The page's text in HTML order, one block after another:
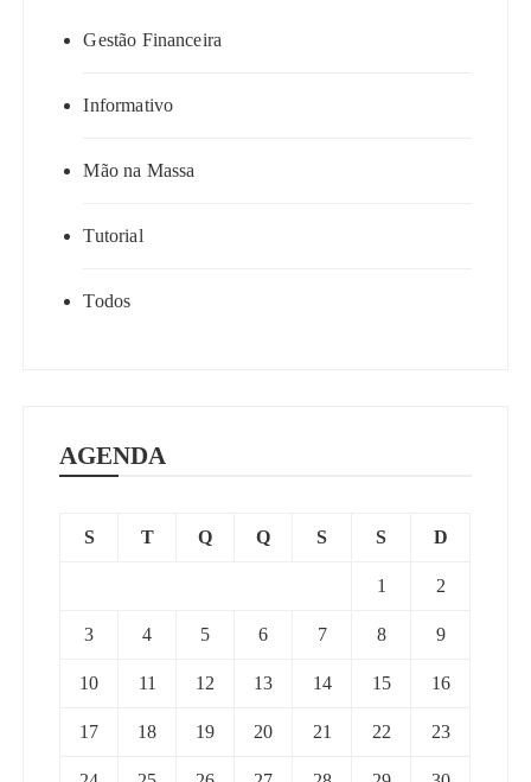
Gestão Financeira
Informativo
Mão na Massa
Tutorial
Todos
AGENDA
S T Q Q S S D
1 2
3 4 5 6 7 8 9
10 11 12 13 14 15 16
17 18 19 20 21 22 23